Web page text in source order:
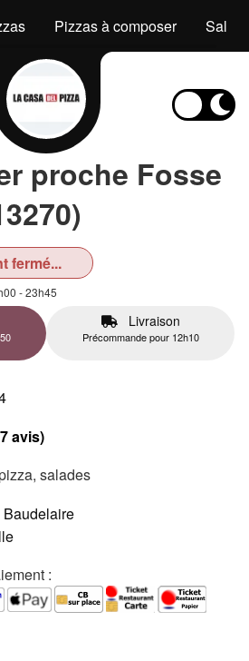
Pizzas à composer
proche Fosse
fermé...
- 23h45
Livraison
Précommande pour 12h10
avis)
salades
: